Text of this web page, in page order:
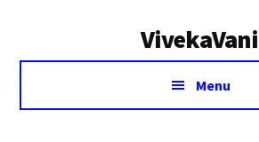
VivekaVani
Voice
Vivekananda
Menu